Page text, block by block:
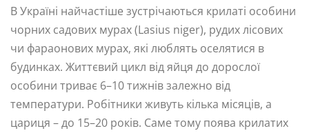
В Україні найчастіше зустрічаються крилаті особини
чорних садових мурах (Lasius niger), рудих лісових
чи фараонових мурах, які люблять оселятися в
будинках. Життєвий цикл від яйця до дорослої
особини триває 6–10 тижнів залежно від
температури. Робітники живуть кілька місяців, а
цариця – до 15–20 років. Саме тому поява крилатих